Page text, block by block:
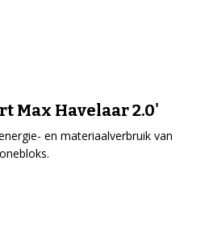
Max Havelaar 2.0'
en materiaalverbruik van